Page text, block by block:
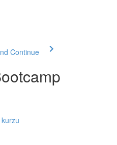
Continue